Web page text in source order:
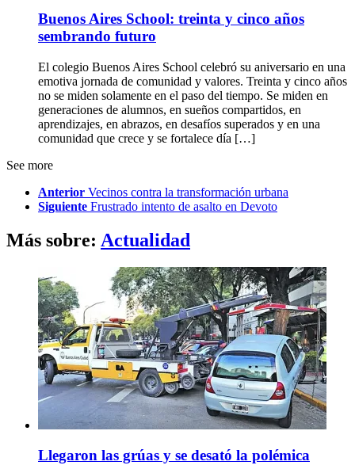
Buenos Aires School: treinta y cinco años
sembrando futuro
El colegio Buenos Aires School celebró su aniversario en una
emotiva jornada de comunidad y valores. Treinta y cinco años
no se miden solamente en el paso del tiempo. Se miden en
generaciones de alumnos, en sueños compartidos, en
aprendizajes, en abrazos, en desafíos superados y en una
comunidad que crece y se fortalece día […]
See more
Anterior Vecinos contra la transformación urbana
Siguiente Frustrado intento de asalto en Devoto
Más sobre: Actualidad
Llegaron las grúas y se desató la polémica